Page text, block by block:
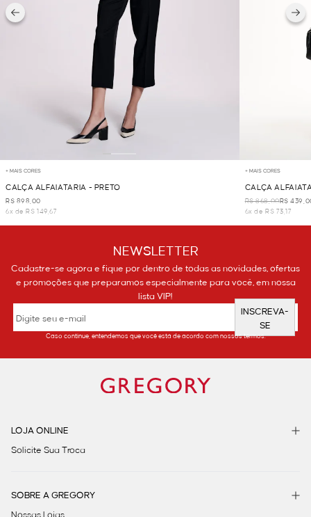
+ MAIS CORES
CALÇA ALFAIATARIA - PRETO
R$ 898,00
6x de R$ 149,67
+ MAIS CORES
CALÇA
R$ 868,00R$
6x de R$ 73,17
NEWSLETTER
Cadastre-se agora e fique por dentro de todas as novidades, ofertas
e promoções que preparamos especialmente para você, em nossa
lista VIP!
INSCREVA-
SE
Caso continue, entendemos que você está de acordo com nossos termos.
LOJA ONLINE
Solicite Sua Troca
SOBRE A GREGORY